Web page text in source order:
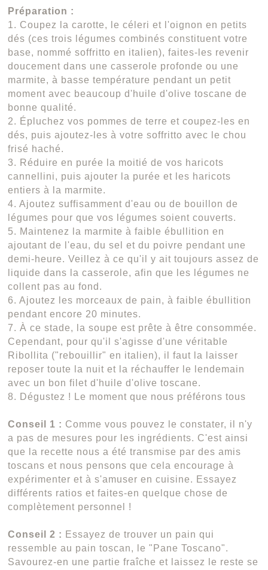
Préparation :
1. Coupez la carotte, le céleri et l'oignon en petits
dés (ces trois légumes combinés constituent votre
base, nommé soffritto en italien), faites-les revenir
doucement dans une casserole profonde ou une
marmite, à basse température pendant un petit
moment avec beaucoup d'huile d'olive toscane de
bonne qualité.
2. Épluchez vos pommes de terre et coupez-les en
dés, puis ajoutez-les à votre soffritto avec le chou
frisé haché.
3. Réduire en purée la moitié de vos haricots
cannellini, puis ajouter la purée et les haricots
entiers à la marmite.
4. Ajoutez suffisamment d'eau ou de bouillon de
légumes pour que vos légumes soient couverts.
5. Maintenez la marmite à faible ébullition en
ajoutant de l'eau, du sel et du poivre pendant une
demi-heure. Veillez à ce qu'il y ait toujours assez de
liquide dans la casserole, afin que les légumes ne
collent pas au fond.
6. Ajoutez les morceaux de pain, à faible ébullition
pendant encore 20 minutes.
7. À ce stade, la soupe est prête à être consommée.
Cependant, pour qu'il s'agisse d'une véritable
Ribollita ("rebouillir" en italien), il faut la laisser
reposer toute la nuit et la réchauffer le lendemain
avec un bon filet d'huile d'olive toscane.
8. Dégustez ! Le moment que nous préférons tous
Conseil 1 : Comme vous pouvez le constater, il n'y
a pas de mesures pour les ingrédients. C'est ainsi
que la recette nous a été transmise par des amis
toscans et nous pensons que cela encourage à
expérimenter et à s'amuser en cuisine. Essayez
différents ratios et faites-en quelque chose de
complètement personnel !
Conseil 2 : Essayez de trouver un pain qui
ressemble au pain toscan, le "Pane Toscano".
Savourez-en une partie fraîche et laissez le reste se